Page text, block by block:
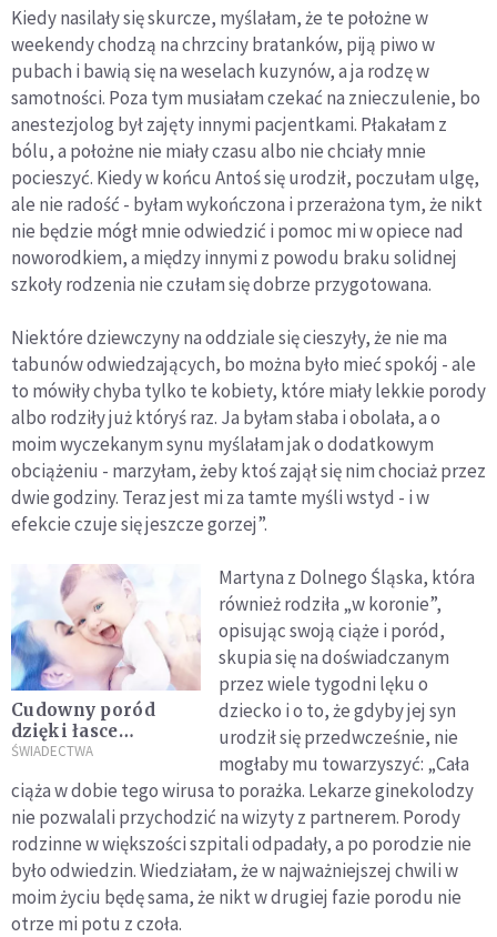
Kiedy nasilały się skurcze, myślałam, że te położne w
weekendy chodzą na chrzciny bratanków, piją piwo w
pubach i bawią się na weselach kuzynów, a ja rodzę w
samotności. Poza tym musiałam czekać na znieczulenie, bo
anestezjolog był zajęty innymi pacjentkami. Płakałam z
bólu, a położne nie miały czasu albo nie chciały mnie
pocieszyć. Kiedy w końcu Antoś się urodził, poczułam ulgę,
ale nie radość - byłam wykończona i przerażona tym, że nikt
nie będzie mógł mnie odwiedzić i pomoc mi w opiece nad
noworodkiem, a między innymi z powodu braku solidnej
szkoły rodzenia nie czułam się dobrze przygotowana.
Niektóre dziewczyny na oddziale się cieszyły, że nie ma
tabunów odwiedzających, bo można było mieć spokój - ale
to mówiły chyba tylko te kobiety, które miały lekkie porody
albo rodziły już któryś raz. Ja byłam słaba i obolała, a o
moim wyczekanym synu myślałam jak o dodatkowym
obciążeniu - marzyłam, żeby ktoś zajął się nim chociaż przez
dwie godziny. Teraz jest mi za tamte myśli wstyd - i w
efekcie czuje się jeszcze gorzej”.
Cudowny poród
dzięki łasce
Nowenny
[ŚWIADECTWO]
ŚWIADECTWA
Martyna z Dolnego Śląska, która
również rodziła „w koronie”,
opisując swoją ciąże i poród,
skupia się na doświadczanym
przez wiele tygodni lęku o
dziecko i o to, że gdyby jej syn
urodził się przedwcześnie, nie
mogłaby mu towarzyszyć: „Cała
ciąża w dobie tego wirusa to porażka. Lekarze ginekolodzy
nie pozwalali przychodzić na wizyty z partnerem. Porody
rodzinne w większości szpitali odpadały, a po porodzie nie
było odwiedzin. Wiedziałam, że w najważniejszej chwili w
moim życiu będę sama, że nikt w drugiej fazie porodu nie
otrze mi potu z czoła.